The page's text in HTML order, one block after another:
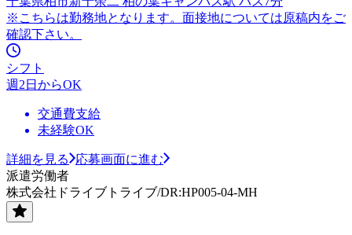
※こちらは勤務地となります。面接地については原稿内をご
確認下さい。
シフト
週2日からOK
交通費支給
未経験OK
詳細を見る
応募画面に進む
派遣労働者
株式会社ドライブトライブ/DR:HP005-04-MH